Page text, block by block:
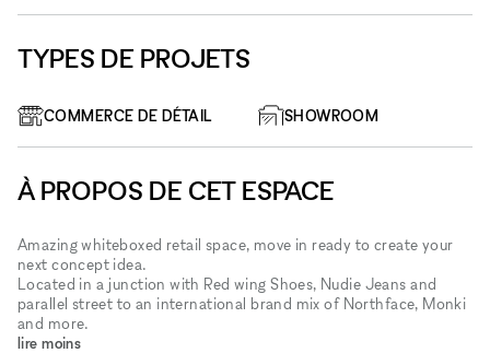
TYPES DE PROJETS
COMMERCE DE DÉTAIL SHOWROOM
À PROPOS DE CET ESPACE
Amazing whiteboxed retail space, move in ready to create your
next concept idea.
Located in a junction with Red wing Shoes, Nudie Jeans and
parallel street to an international brand mix of Northface, Monki
and more.
lire moins